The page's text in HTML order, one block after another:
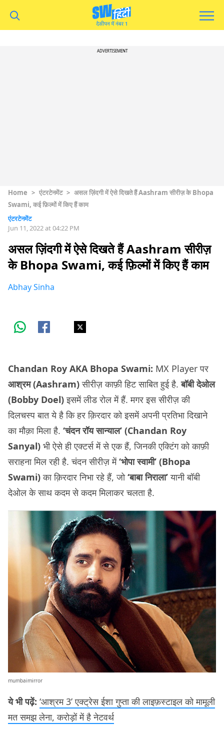
ADVERTISEMENT
Home > एंटरटेनमेंट > असल ज़िंदगी में ऐसे दिखते हैं Aashram सीरीज़ के Bhopa
Swami, कई फ़िल्मों में किए हैं काम
एंटरटेनमेंट
Jun 11, 2022 at 04:22 PM
असल ज़िंदगी में ऐसे दिखते हैं Aashram सीरीज़
के Bhopa Swami, कई फ़िल्मों में किए हैं काम
Abhay Sinha
Chandan Roy AKA Bhopa Swami: MX Player पर
आश्रम (Aashram)सीरीज़ काफ़ी हिट साबित हुई है.बॉबी देओल
(Bobby Doel)इसमें लीड रोल में हैं. मगर इस सीरीज़ की
दिलचस्प बात ये है कि हर क़िरदार को इसमें अपनी प्रतिभा दिखाने
का मौक़ा मिला है. ‘चंदन रॉय सान्याल’ (Chandan Roy
Sanyal) भी ऐसे ही एक्टर्स में से एक हैं, जिनकी एक्टिंग को काफ़ी
सराहना मिल रही है. चंदन सीरीज़ में‘भोपा स्वामी’ (Bhopa
Swami)का क़िरदार निभा रहे हैं, जो‘बाबा निराला’यानी बॉबी
देओल के साथ कदम से कदम मिलाकर चलता है.
mumbaimirror
ये भी पढ़ें: ‘आश्रम 3’ एक्ट्रेस ईशा गुप्ता की लाइफ़स्टाइल को मामूली
मत समझ लेना, करोड़ों में है नेटवर्थ